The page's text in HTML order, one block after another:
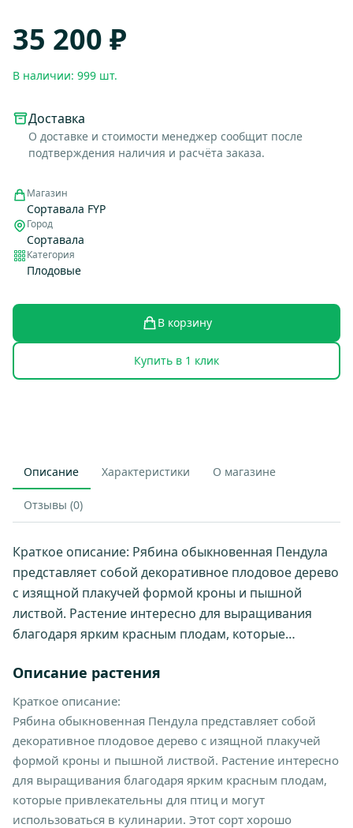
35 200 ₽
В наличии: 999 шт.
Доставка
О доставке и стоимости менеджер сообщит после
подтверждения наличия и расчёта заказа.
Магазин
Сортавала FYP
Город
Сортавала
Категория
Плодовые
В корзину
Купить в 1 клик
Описание Характеристики О магазине
Отзывы (0)
Краткое описание: Рябина обыкновенная Пендула
представляет собой декоративное плодовое дерево
с изящной плакучей формой кроны и пышной
листвой. Растение интересно для выращивания
благодаря ярким красным плодам, которые…
Описание растения
Краткое описание:
Рябина обыкновенная Пендула представляет собой
декоративное плодовое дерево с изящной плакучей
формой кроны и пышной листвой. Растение интересно
для выращивания благодаря ярким красным плодам,
которые привлекательны для птиц и могут
использоваться в кулинарии. Этот сорт хорошо